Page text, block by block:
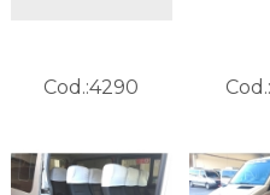
Cod.:4290 Cod.: